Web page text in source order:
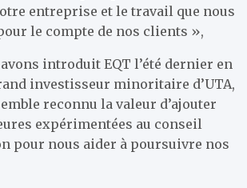
entreprise et le travail que nous
le compte de nos clients »,
introduit EQT l’été dernier en
investisseur minoritaire d’UTA,
reconnu la valeur d’ajouter
expérimentées au conseil
pour nous aider à poursuivre nos